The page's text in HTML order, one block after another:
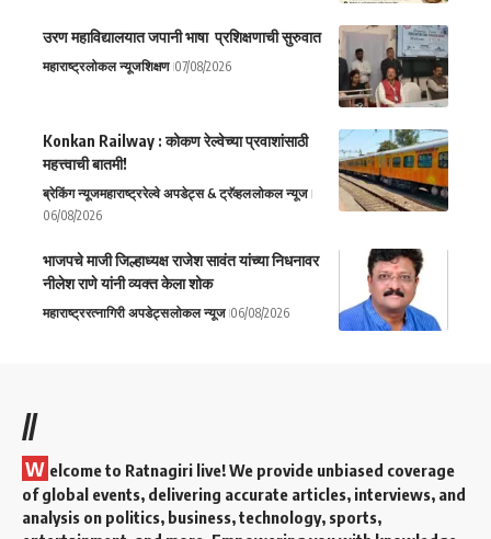
उरण महाविद्यालयात जपानी भाषा प्रशिक्षणाची सुरुवात
महाराष्ट्रलोकल न्यूजशिक्षण 07/08/2026
Konkan Railway : कोकण रेल्वेच्या प्रवाशांसाठी
महत्त्वाची बातमी!
ब्रेकिंग न्यूजमहाराष्ट्ररेल्वे अपडेट्स & ट्रॅव्हललोकल न्यूज
06/08/2026
भाजपचे माजी जिल्हाध्यक्ष राजेश सावंत यांच्या निधनावर
नीलेश राणे यांनी व्यक्त केला शोक
महाराष्ट्ररत्नागिरी अपडेट्सलोकल न्यूज 06/08/2026
//
W elcome to Ratnagiri live! We provide unbiased coverage
of global events, delivering accurate articles, interviews, and
analysis on politics, business, technology, sports,